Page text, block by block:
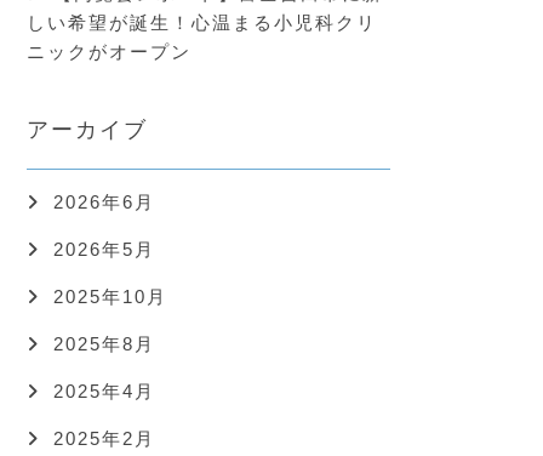
しい希望が誕生！心温まる小児科クリ
ニックがオープン
アーカイブ
2026年6月
2026年5月
2025年10月
2025年8月
2025年4月
2025年2月